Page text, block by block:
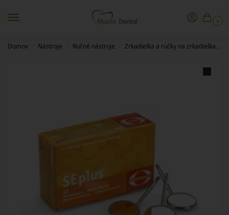
0
Domov Nástroje Ručné nástroje Zrkadielka a rúčky na zrkadielka